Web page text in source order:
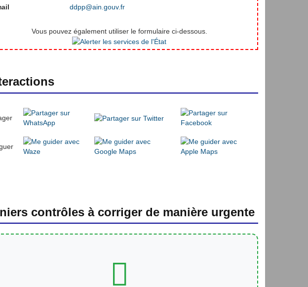
ddpp@ain.gouv.fr
Vous pouvez également utiliser le formulaire ci-dessous.
contrôles à corriger de manière urgente